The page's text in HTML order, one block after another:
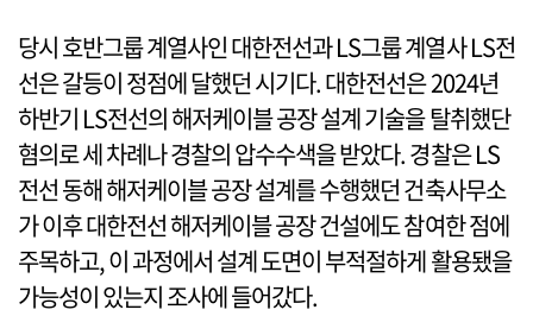
당시 호반그룹 계열사인 대한전선과 LS그룹 계열사 LS전
선은 갈등이 정점에 달했던 시기다. 대한전선은 2024년
하반기 LS전선의 해저케이블 공장 설계 기술을 탈취했단
혐의로 세 차례나 경찰의 압수수색을 받았다. 경찰은 LS
전선 동해 해저케이블 공장 설계를 수행했던 건축사무소
가 이후 대한전선 해저케이블 공장 건설에도 참여한 점에
주목하고, 이 과정에서 설계 도면이 부적절하게 활용됐을
가능성이 있는지 조사에 들어갔다.